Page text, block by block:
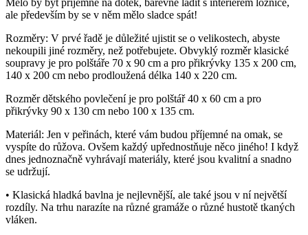
ale především by se v něm mělo sladce spát!
Rozměry: V prvé řadě je důležité ujistit se o velikostech, abyste
nekoupili jiné rozměry, než potřebujete. Obvyklý rozměr klasické
soupravy je pro polštáře 70 x 90 cm a pro přikrývky 135 x 200 cm,
140 x 200 cm nebo prodloužená délka 140 x 220 cm.
Rozměr dětského povlečení je pro polštář 40 x 60 cm a pro
přikrývky 90 x 130 cm nebo 100 x 135 cm.
Materiál: Jen v peřinách, které vám budou příjemné na omak, se
vyspíte do růžova. Ovšem každý upřednostňuje něco jiného! I když
dnes jednoznačně vyhrávají materiály, které jsou kvalitní a snadno
se udržují.
• Klasická hladká bavlna je nejlevnější, ale také jsou v ní největší
rozdíly. Na trhu narazíte na různé gramáže o různé hustotě tkaných
vláken.